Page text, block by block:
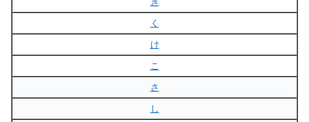
く
け
こ
さ
し